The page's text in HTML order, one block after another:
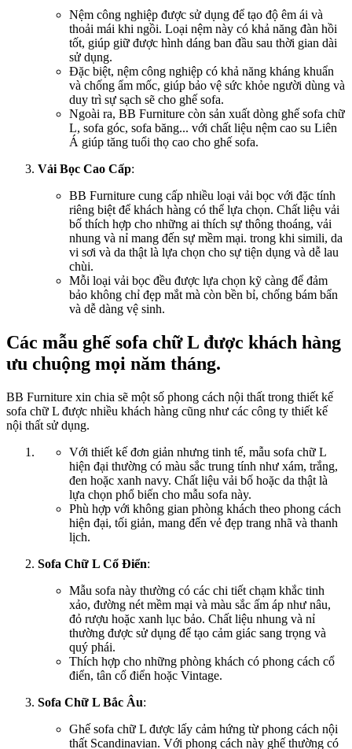
Nệm công nghiệp được sử dụng để tạo độ êm ái và
thoải mái khi ngồi. Loại nệm này có khả năng đàn hồi
tốt, giúp giữ được hình dáng ban đầu sau thời gian dài
sử dụng.
Đặc biệt, nệm công nghiệp có khả năng kháng khuẩn
và chống ẩm mốc, giúp bảo vệ sức khỏe người dùng và
duy trì sự sạch sẽ cho ghế sofa.
Ngoài ra, BB Furniture còn sản xuất dòng ghế sofa chữ
L, sofa góc, sofa băng... với chất liệu nệm cao su Liên
Á giúp tăng tuổi thọ cao cho ghế sofa.
Vải Bọc Cao Cấp:
BB Furniture cung cấp nhiều loại vải bọc với đặc tính
riêng biệt để khách hàng có thể lựa chọn. Chất liệu vải
bố thích hợp cho những ai thích sự thông thoáng, vải
nhung và nỉ mang đến sự mềm mại. trong khi simili, da
vi sơi và da thật là lựa chọn cho sự tiện dụng và dễ lau
chùi.
Mỗi loại vải bọc đều được lựa chọn kỹ càng để đảm
bảo không chỉ đẹp mắt mà còn bền bỉ, chống bám bẩn
và dễ dàng vệ sinh.
Các mẫu ghế sofa chữ L được khách hàng
ưu chuộng mọi năm tháng.
BB Furniture xin chia sẽ một số phong cách nội thất trong thiết kế
sofa chữ L được nhiều khách hàng cũng như các công ty thiết kế
nội thất sử dụng.
Với thiết kế đơn giản nhưng tinh tế, mẫu sofa chữ L
hiện đại thường có màu sắc trung tính như xám, trắng,
đen hoặc xanh navy. Chất liệu vải bố hoặc da thật là
lựa chọn phổ biến cho mẫu sofa này.
Phù hợp với không gian phòng khách theo phong cách
hiện đại, tối giản, mang đến vẻ đẹp trang nhã và thanh
lịch.
Sofa Chữ L Cổ Điển:
Mẫu sofa này thường có các chi tiết chạm khắc tinh
xảo, đường nét mềm mại và màu sắc ấm áp như nâu,
đỏ rượu hoặc xanh lục bảo. Chất liệu nhung và nỉ
thường được sử dụng để tạo cảm giác sang trọng và
quý phái.
Thích hợp cho những phòng khách có phong cách cổ
điển, tân cổ điển hoặc Vintage.
Sofa Chữ L Bắc Âu:
Ghế sofa chữ L được lấy cảm hứng từ phong cách nội
thất Scandinavian. Với phong cách này ghế thường có